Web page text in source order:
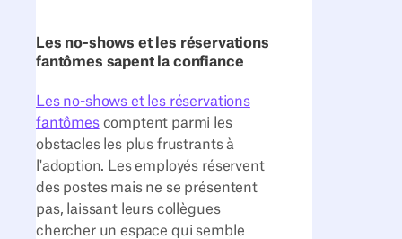
Les no-shows et les réservations
fantômes sapent la confiance
Les no-shows et les réservations
fantômescomptent parmi les
obstacles les plus frustrants à
l'adoption. Les employés réservent
des postes mais ne se présentent
pas, laissant leurs collègues
chercher un espace qui semble